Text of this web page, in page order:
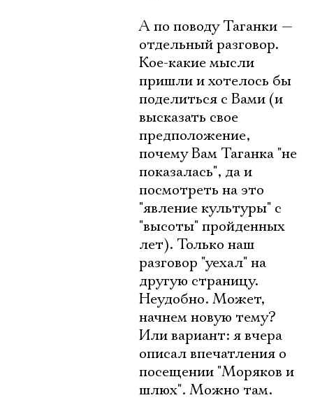
А по поводу Таганки —
отдельный разговор.
Кое-какие мысли
пришли и хотелось бы
поделиться с Вами (и
высказать свое
предположение,
почему Вам Таганка "не
показалась", да и
посмотреть на это
"явление культуры" с
"высоты" пройденных
лет). Только наш
разговор "уехал" на
другую страницу.
Неудобно. Может,
начнем новую тему?
Или вариант: я вчера
описал впечатления о
посещении "Моряков и
шлюх". Можно там.